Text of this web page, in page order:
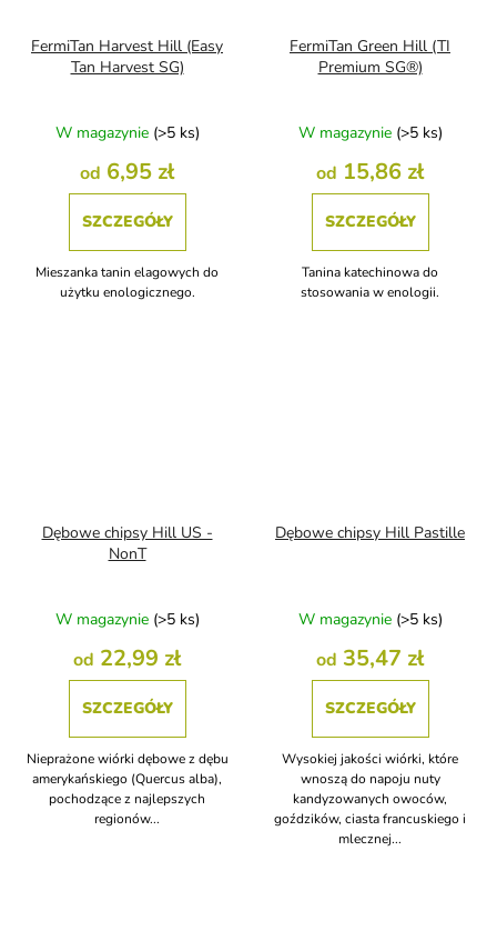
FermiTan Harvest Hill (Easy
Tan Harvest SG)
W magazynie (>5 ks)
od 6,95 zł
SZCZEGÓŁY
Mieszanka tanin elagowych do
użytku enologicznego.
FermiTan Green Hill (TI
Premium SG®)
W magazynie (>5 ks)
od 15,86 zł
SZCZEGÓŁY
Tanina katechinowa do
stosowania w enologii.
Dębowe chipsy Hill US -
NonT
W magazynie (>5 ks)
od 22,99 zł
SZCZEGÓŁY
Nieprażone wiórki dębowe z dębu
amerykańskiego (Quercus alba),
pochodzące z najlepszych
regionów...
Dębowe chipsy Hill Pastille
W magazynie (>5 ks)
od 35,47 zł
SZCZEGÓŁY
Wysokiej jakości wiórki, które
wnoszą do napoju nuty
kandyzowanych owoców,
goździków, ciasta francuskiego i
mlecznej...